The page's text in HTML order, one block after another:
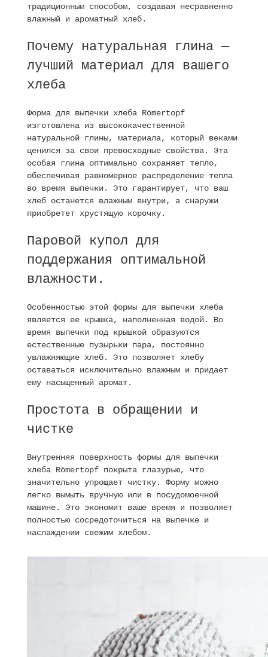
традиционным способом, создавая несравненно
влажный и ароматный хлеб.
Почему натуральная глина —
лучший материал для вашего
хлеба
Форма для выпечки хлеба Römertopf
изготовлена ​​из высококачественной
натуральной глины, материала, который веками
ценился за свои превосходные свойства. Эта
особая глина оптимально сохраняет тепло,
обеспечивая равномерное распределение тепла
во время выпечки. Это гарантирует, что ваш
хлеб останется влажным внутри, а снаружи
приобретет хрустящую корочку.
Паровой купол для
поддержания оптимальной
влажности.
Особенностью этой формы для выпечки хлеба
является ее крышка, наполненная водой. Во
время выпечки под крышкой образуются
естественные пузырьки пара, постоянно
увлажняющие хлеб. Это позволяет хлебу
оставаться исключительно влажным и придает
ему насыщенный аромат.
Простота в обращении и
чистке
Внутренняя поверхность формы для выпечки
хлеба Römertopf покрыта глазурью, что
значительно упрощает чистку. Форму можно
легко вымыть вручную или в посудомоечной
машине. Это экономит ваше время и позволяет
полностью сосредоточиться на выпечке и
наслаждении свежим хлебом.